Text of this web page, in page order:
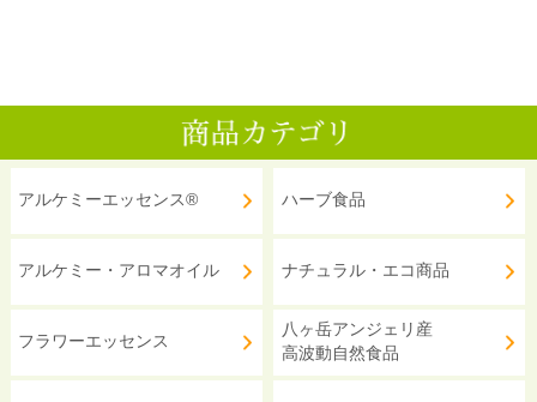
アルケミーエッセンス®
アルケミー・アロマオイル
フラワーエッセンス
ハーブ食品
ナチュラル・エコ商品
八ヶ岳アンジェリ産
高波動自然食品